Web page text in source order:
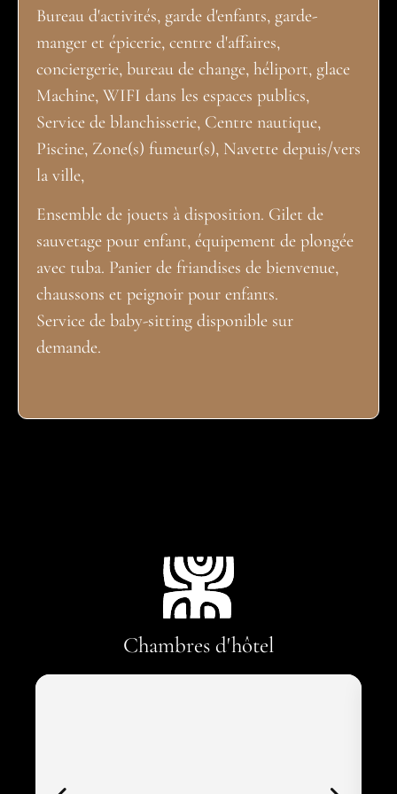
Bureau d'activités, garde d'enfants, garde-
manger et épicerie, centre d'affaires,
conciergerie, bureau de change, héliport, glace
Machine, WIFI dans les espaces publics,
Service de blanchisserie, Centre nautique,
Piscine, Zone(s) fumeur(s), Navette depuis/vers
la ville,
Ensemble de jouets à disposition. Gilet de
sauvetage pour enfant, équipement de plongée
avec tuba. Panier de friandises de bienvenue,
chaussons et peignoir pour enfants.
Service de baby-sitting disponible sur
demande.
Chambres d'hôtel